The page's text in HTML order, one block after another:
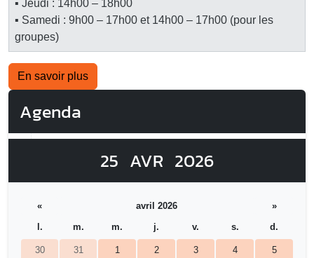
▪ Jeudi : 14h00 – 18h00
▪ Samedi : 9h00 – 17h00 et 14h00 – 17h00 (pour les
groupes)
En savoir plus
Agenda
25 AVR 2026
« avril 2026
»
l.
m. m. j. v. s. d.
30 31 1 2 3 4 5